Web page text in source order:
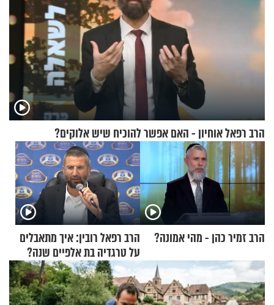
הרב רפאל אוחיון - האם אפשר להוכיח שיש אלוקים?
הרב זמיר כהן - מהי אמונה?
הרב רפאל רובין: איך מתאבלים
על טרגדיה בת אלפיים שנה?